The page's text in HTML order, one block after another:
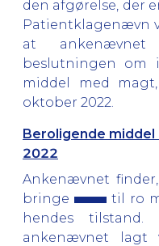
den afgørelse, der
Patientklagenævn
at
beslutningen om
middel med
oktober 2022.
Beroligende
2022
Ankenævnet
bringe
til ro
hendes
ankenævnet